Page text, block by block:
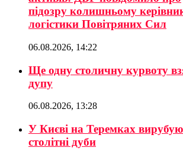
підозру колишньому
логістики Повітряних Сил
06.08.2026, 14:22
Ще одну столичну курвоту
дупу
06.08.2026, 13:28
У Києві на Теремках
столітні дуби